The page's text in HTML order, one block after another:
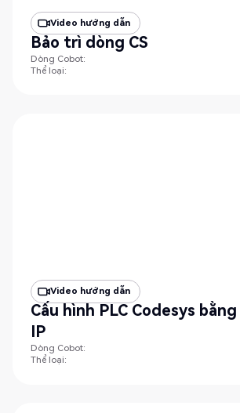
Video hướng dẫn
Bảo trì dòng CS
Dòng Cobot:
Thể loại:
Video hướng dẫn
Cấu hình PLC Codesys
IP
Dòng Cobot:
Thể loại: